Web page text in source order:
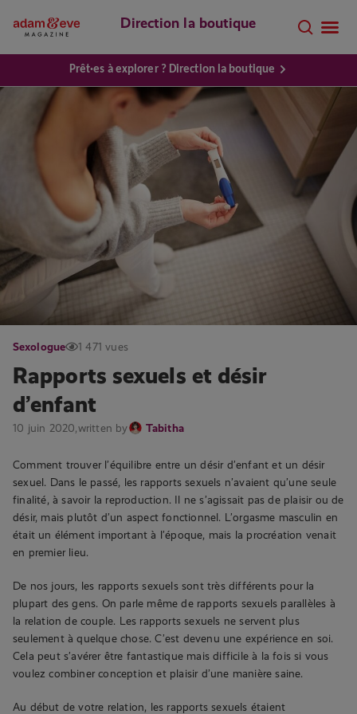
Direction la boutique
Prêt·es à explorer ? Direction la boutique
Sexologue 1 471 vues
Rapports sexuels et désir
d’enfant
10 juin 2020,written by Tabitha
Comment trouver l’équilibre entre un désir d’enfant et un désir
sexuel. Dans le passé, les rapports sexuels n’avaient qu’une seule
finalité, à savoir la reproduction. Il ne s’agissait pas de plaisir ou de
désir, mais plutôt d’un aspect fonctionnel. L’orgasme masculin en
était un élément important à l’époque, mais la procréation venait
en premier lieu.
De nos jours, les rapports sexuels sont très différents pour la
plupart des gens. On parle même de rapports sexuels parallèles à
la relation de couple. Les rapports sexuels ne servent plus
seulement à quelque chose. C’est devenu une expérience en soi.
Cela peut s’avérer être fantastique mais difficile à la fois si vous
voulez combiner conception et plaisir d’une manière saine.
Au début de votre relation, les rapports sexuels étaient